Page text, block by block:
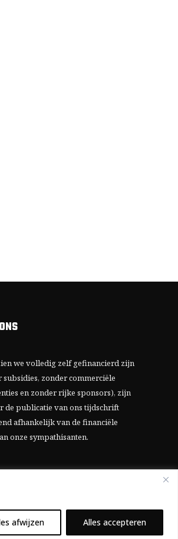
afwijzen Alles accepteren
we volledig zelf gefinancierd zijn
subsidies, zonder commerciële
en zonder rijke sponsors), zijn
de publicatie van ons tijdschrift
afhankelijk van de financiële
onze sympathisanten.
dank voor uw solidariteit.